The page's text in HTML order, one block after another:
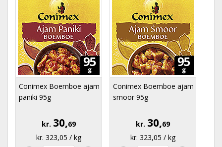
Conimex Boemboe ajam
paniki 95g
kr. 30,69
kr. 323,05 / kg
Conimex Boemboe ajam
smoor 95g
kr. 30,69
kr. 323,05 / kg